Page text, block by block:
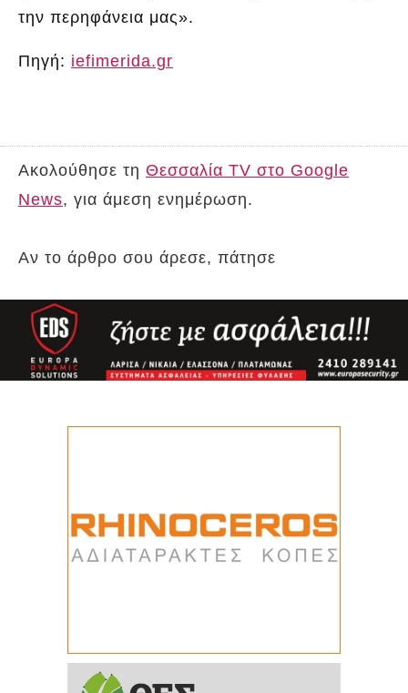
την περηφάνεια μας».
Πηγή: iefimerida.gr
Ακολούθησε τη Θεσσαλία TV στο Google
News, για άμεση ενημέρωση.
Αν το άρθρο σου άρεσε, πάτησε